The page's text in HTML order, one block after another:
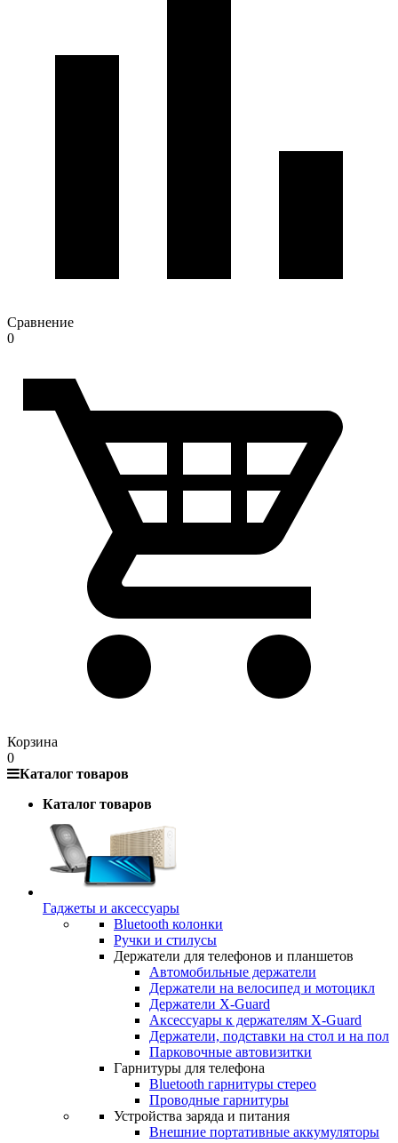
Сравнение
0
Корзина
0
Каталог товаров
Каталог товаров
Гаджеты и аксессуары
Bluetooth колонки
Ручки и стилусы
Держатели для телефонов и планшетов
Автомобильные держатели
Держатели на велосипед и мотоцикл
Держатели X-Guard
Аксессуары к держателям X-Guard
Держатели, подставки на стол и на пол
Парковочные автовизитки
Гарнитуры для телефона
Bluetooth гарнитуры стерео
Проводные гарнитуры
Устройства заряда и питания
Внешние портативные аккумуляторы